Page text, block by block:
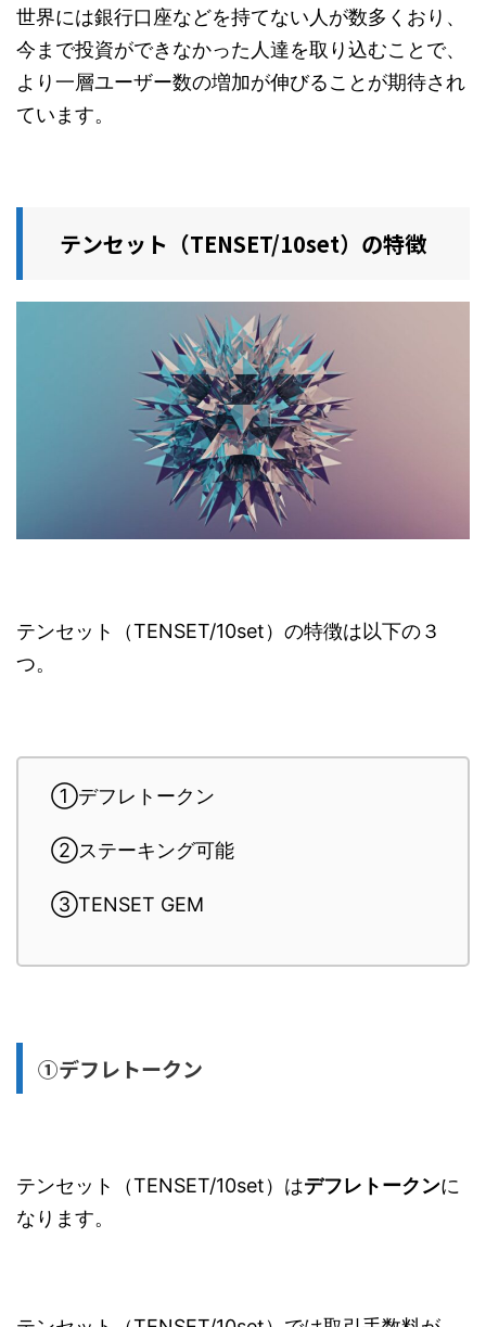
世界には銀行口座などを持てない人が数多くおり、
今まで投資ができなかった人達を取り込むことで、
より一層ユーザー数の増加が伸びることが期待され
ています。
テンセット（TENSET/10set）の特徴
テンセット（TENSET/10set）の特徴は以下の３
つ。
①デフレトークン
②ステーキング可能
③TENSET GEM
①デフレトークン
テンセット（TENSET/10set）はデフレトークンに
なります。